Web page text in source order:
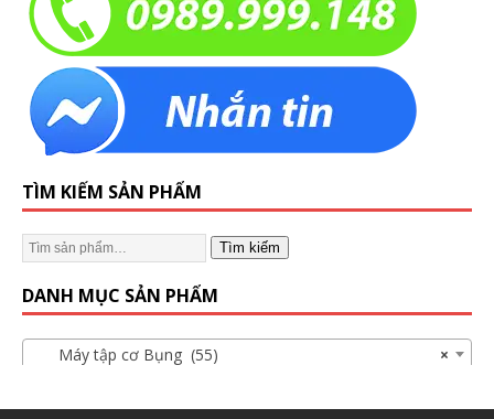
TÌM KIẾM SẢN PHẨM
Tìm kiếm
DANH MỤC SẢN PHẨM
×
Máy tập cơ Bụng (55)